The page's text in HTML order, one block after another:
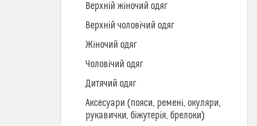
Верхній жіночий одяг
Верхній чоловічий одяг
Жіночий одяг
Чоловічий одяг
Дитячий одяг
Аксесуари (пояси, ремені, окуляри,
рукавички, біжутерія, брелоки)